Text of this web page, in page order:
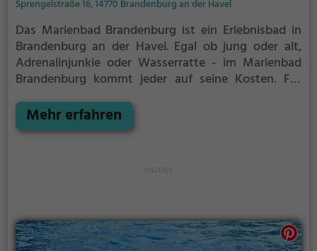
Sprengelstraße 16, 14770 Brandenburg an der Havel
Das Marienbad Brandenburg ist ein Erlebnisbad in
Brandenburg an der Havel. Egal ob jung oder alt,
Adrenalinjunkie oder Wasserratte - im Marienbad
Brandenburg kommt jeder auf seine Kosten. Für
einfach mit Freunden ist das Marienbad
Brandenburg genau die richtige Adresse.
Mehr erfahren